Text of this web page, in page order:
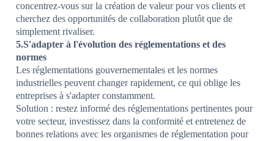
concentrez-vous sur la création de valeur pour vos clients et
cherchez des opportunités de collaboration plutôt que de
simplement rivaliser.
5.S'adapter à l'évolution des réglementations et des
normes
Les réglementations gouvernementales et les normes
industrielles peuvent changer rapidement, ce qui oblige les
entreprises à s'adapter constamment.
Solution : restez informé des réglementations pertinentes pour
votre secteur, investissez dans la conformité et entretenez de
bonnes relations avec les organismes de réglementation pour